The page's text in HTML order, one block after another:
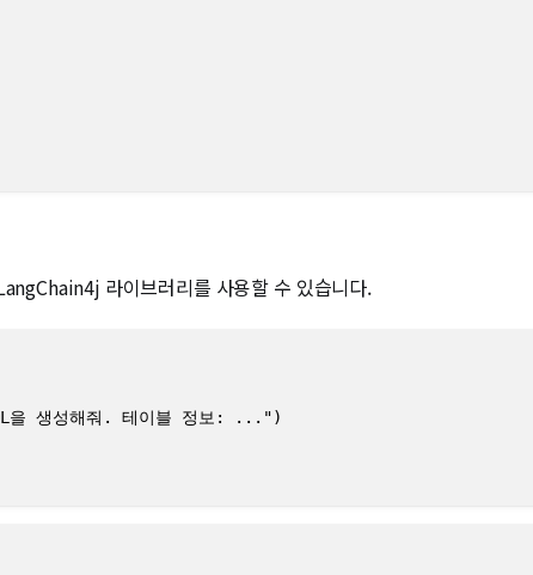
라이브러리를 사용할 수 있습니다.
생성해줘. 테이블 정보: ...")